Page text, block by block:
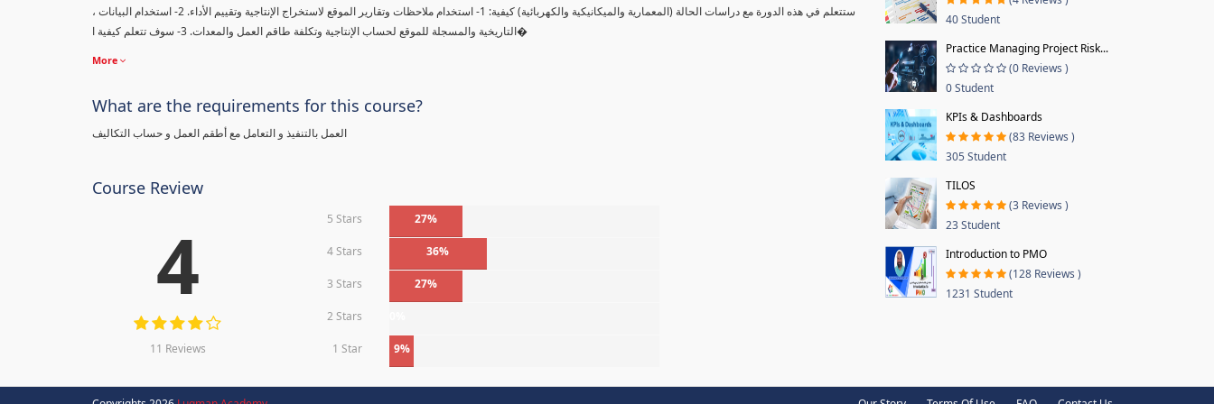
، ستتعلم في هذه الدورة مع دراسات الحالة (المعمارية والميكانيكية والكهربائية) كيفية: 1- استخدام ملاحظات وتقارير الموقع لاستخراج الإنتاجية وتقييم الأداء. 2- استخدام البيانات
التاريخية والمسجلة للموقع لحساب الإنتاجية وتكلفة طاقم العمل والمعدات. 3- سوف تتعلم كيفية ا�
More
What are the requirements for this course?
العمل بالتنفيذ و التعامل مع أطقم العمل و حساب التكاليف
Course Review
4
11 Reviews
5 Stars 27%
4 Stars 36%
3 Stars 27%
2 Stars
1 Star 9%
40 Student
Practice Managing Project Risk...
(0 Reviews )
0 Student
KPIs & Dashboards
(83 Reviews )
305 Student
TILOS
(3 Reviews )
23 Student
Introduction to PMO
(128 Reviews )
1231 Student